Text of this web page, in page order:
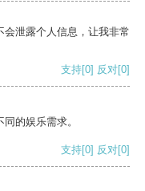
泄露个人信息，让我非常
支持[0] 反对[0]
的娱乐需求。
支持[0] 反对[0]